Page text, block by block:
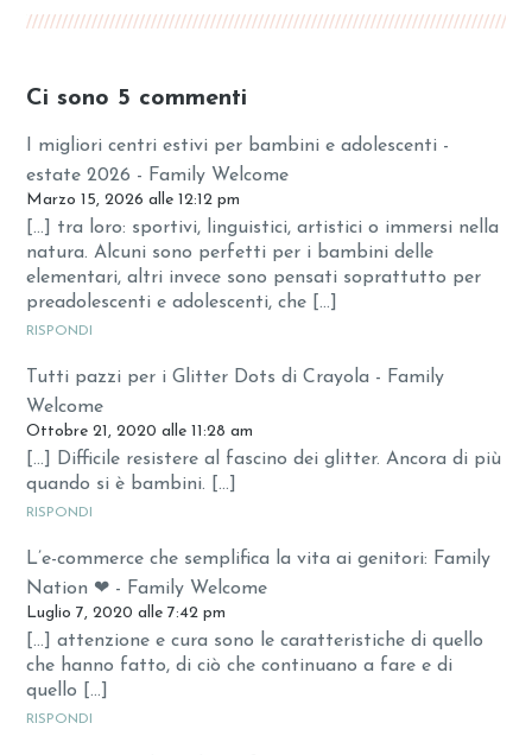
Ci sono 5 commenti
I migliori centri estivi per bambini e adolescenti -
estate 2026 - Family Welcome
Marzo 15, 2026 alle 12:12 pm
[…] tra loro: sportivi, linguistici, artistici o immersi nella
natura. Alcuni sono perfetti per i bambini delle
elementari, altri invece sono pensati soprattutto per
preadolescenti e adolescenti, che […]
RISPONDI
Tutti pazzi per i Glitter Dots di Crayola - Family
Welcome
Ottobre 21, 2020 alle 11:28 am
[…] Difficile resistere al fascino dei glitter. Ancora di più
quando si è bambini. […]
RISPONDI
L’e-commerce che semplifica la vita ai genitori: Family
Nation ❤ - Family Welcome
Luglio 7, 2020 alle 7:42 pm
[…] attenzione e cura sono le caratteristiche di quello
che hanno fatto, di ciò che continuano a fare e di
quello […]
RISPONDI